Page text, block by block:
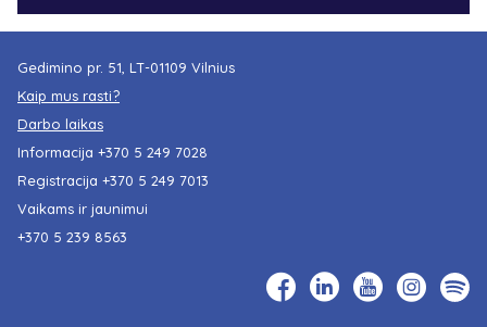
Gedimino pr. 51, LT-01109 Vilnius
Kaip mus rasti?
Darbo laikas
Informacija +370 5 249 7028
Registracija +370 5 249 7013
Vaikams ir jaunimui
+370 5 239 8563